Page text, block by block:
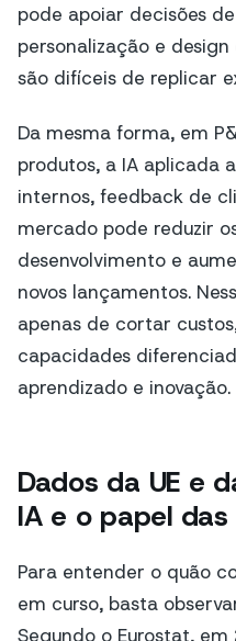
pode apoiar decisões
personalização e
são difíceis de replicar
Da mesma forma, em
produtos, a IA aplicada
internos, feedback de
mercado pode reduzir
desenvolvimento e
novos lançamentos.
apenas de cortar
capacidades
aprendizado e inovação.
Dados da UE e
IA e o papel
Para entender o quão
em curso, basta
Segundo o Eurostat,